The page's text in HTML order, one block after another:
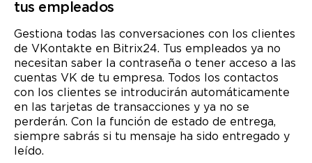
tus empleados
Gestiona todas las conversaciones con los clientes
de VKontakte en Bitrix24. Tus empleados ya no
necesitan saber la contraseña o tener acceso a las
cuentas VK de tu empresa. Todos los contactos
con los clientes se introducirán automáticamente
en las tarjetas de transacciones y ya no se
perderán. Con la función de estado de entrega,
siempre sabrás si tu mensaje ha sido entregado y
leído.